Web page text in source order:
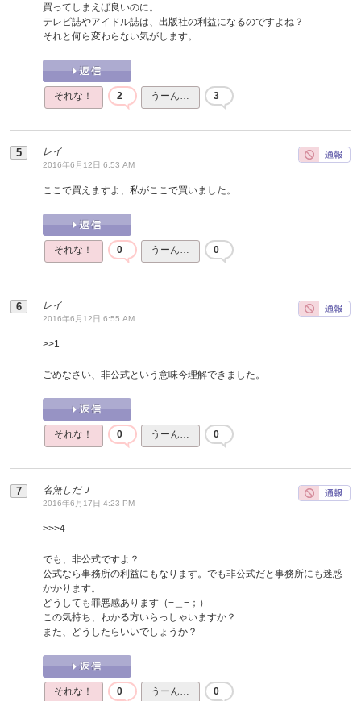
買ってしまえば良いのに。
テレビ誌やアイドル誌は、出版社の利益になるのですよね？
それと何ら変わらない気がします。
それな！ 2 うーん… 3
レイ
2016年6月12日 6:53 AM
ここで買えますよ、私がここで買いました。
それな！ 0 うーん… 0
レイ
2016年6月12日 6:55 AM
>>1
ごめなさい、非公式という意味今理解できました。
それな！ 0 うーん… 0
名無しだＪ
2016年6月17日 4:23 PM
>>>4
でも、非公式ですよ？
公式なら事務所の利益にもなります。でも非公式だと事務所にも迷惑
かかります。
どうしても罪悪感あります（−＿−；）
この気持ち、わかる方いらっしゃいますか？
また、どうしたらいいでしょうか？
それな！ 0 うーん… 0